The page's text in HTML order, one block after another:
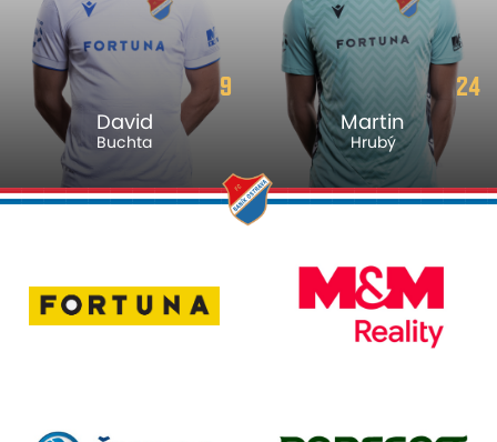
9
David
Buchta
24
Martin
Hrubý